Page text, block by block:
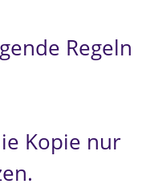
Regeln
Kopie nur